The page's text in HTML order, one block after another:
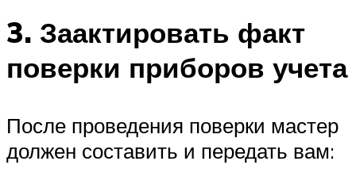
3. Заактировать факт
поверки приборов учета
После проведения поверки мастер
должен составить и передать вам: